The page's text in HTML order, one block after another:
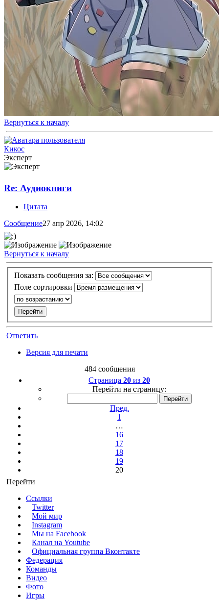
Вернуться к началу
Кикос
Эксперт
Re: Аудиокниги
Цитата
Сообщение27 апр 2026, 14:02
Вернуться к началу
Показать сообщения за:
Поле сортировки
Ответить
Версия для печати
484 сообщения
Страница 20 из 20
Перейти на страницу:
Пред.
1
…
16
17
18
19
20
Перейти
Ссылки
Twitter
Мой мир
Instagram
Мы на Facebook
Канал на Youtube
Официальная группа Вконтакте
Федерация
Команды
Видео
Фото
Игры